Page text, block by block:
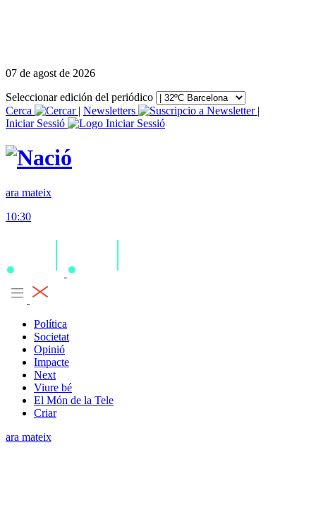
07 de agost de 2026
Seleccionar edición del periódico
Cerca
| Newsletters
|
Iniciar Sessió
ara mateix
10:30
Política
Societat
Opinió
Impacte
Next
Viure bé
El Món de la Tele
Criar
ara mateix